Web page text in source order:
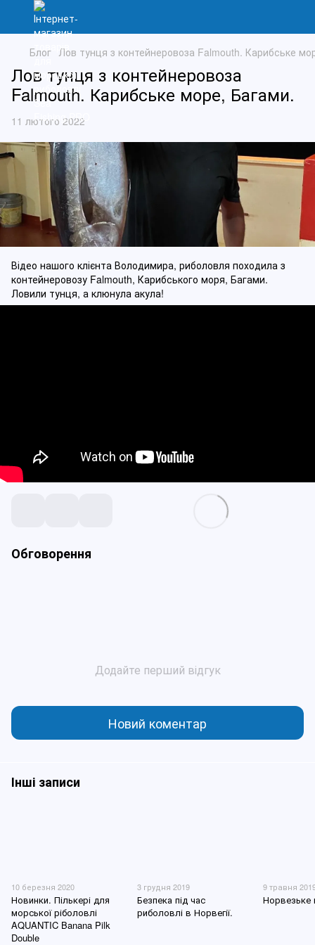
Блог Лов тунця з контейнеровоза Falmouth. Карибське
Лов тунця з контейнеровоза
Falmouth. Карибське море, Багами.
11 лютого 2022
Відео нашого клієнта Володимира, риболовля походила з
контейнеровозу Falmouth, Карибського моря, Багами.
Ловили тунця, а клюнула акула!
Обговорення
Додайте перший відгук
Новий коментар
Інші записи
10 березня 2020
Новинки. Пількері для
морської ріболовлі
AQUANTIC Banana Pilk
Double
3 грудня 2019
Безпека під час
риболовлі в Норвегії.
9 травня
Норвезьке